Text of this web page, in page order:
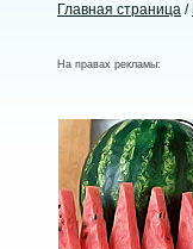
Главная страница /
На правах рекламы: